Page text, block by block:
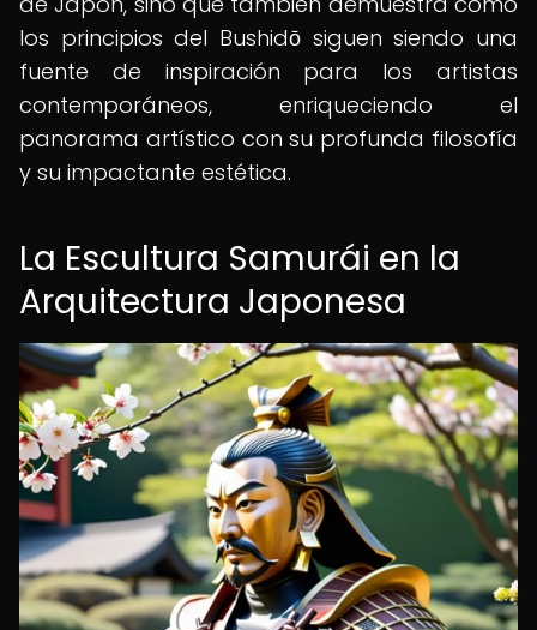
los principios del Bushidō siguen siendo una
fuente de inspiración para los artistas
contemporáneos, enriqueciendo el
panorama artístico con su profunda filosofía
y su impactante estética.
La Escultura Samurái en la
Arquitectura Japonesa